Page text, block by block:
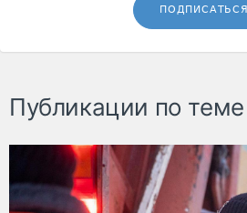
ПОДПИСАТЬСЯ
Публикации по теме